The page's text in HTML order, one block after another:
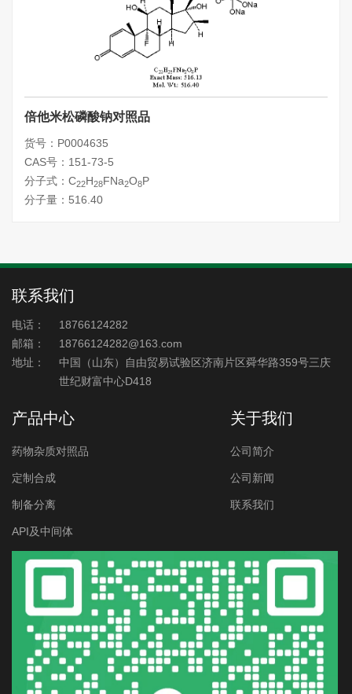
倍他米松磷酸钠对照品
货号：P0004635
CAS号：151-73-5
分子式：C22H28FNa2O8P
分子量：516.40
联系我们
电话：
18766124282
邮箱：
18766124282@163.com
地址：
中国（山东）自由贸易试验区济南片区舜华路359号三庆
世纪财富中心D418
产品中心
药物杂质对照品
定制合成
制备分离
API及中间体
关于我们
公司简介
公司新闻
联系我们